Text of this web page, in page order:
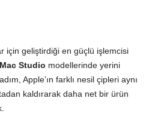
için geliştirdiği en güçlü işlemcisi
Mac Studio modellerinde yerini
Apple’ın farklı nesil çipleri aynı
kaldırarak daha net bir ürün